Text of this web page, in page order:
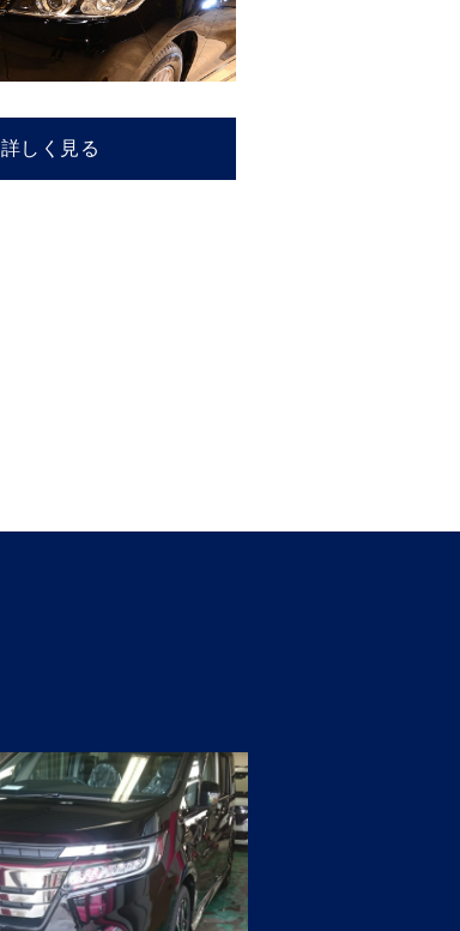
詳しく見る